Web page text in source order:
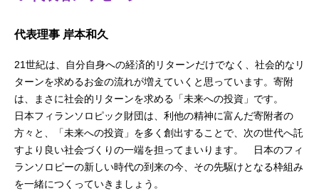
代表理事 岸本和久
21世紀は、自分自身への経済的リターンだけでなく、社会的なリ
ターンを求めるお金の流れが増えていくと思っています。寄附
は、まさに社会的リターンを求める「未来への投資」です。
日本フィランソロピック財団は、利他の精神に富んだ寄附者の
方々と、「未来への投資」を多く創出することで、次の世代へ託
すより良い社会づくりの一端を担ってまいります。 日本のフィ
ランソロピーの新しい時代の到来の今、その先駆けとなる枠組み
を一緒につくっていきましょう。